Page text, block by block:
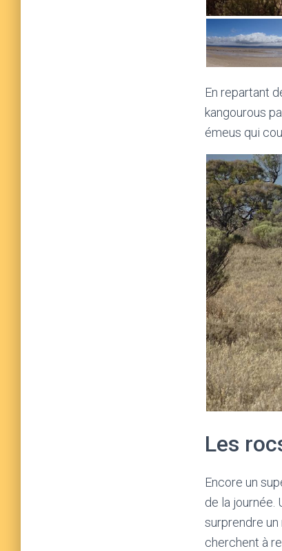
En repartant
kangourous
émeus qui
Les
Encore un
de la journée.
surprendre
cherchent à